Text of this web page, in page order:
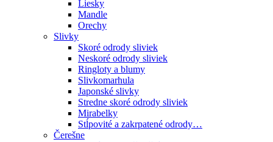
Liesky
Mandle
Orechy
Slivky
Skoré odrody sliviek
Neskoré odrody sliviek
Ringloty a blumy
Slivkomarhula
Japonské slivky
Stredne skoré odrody sliviek
Mirabelky
Stĺpovité a zakrpatené odrody…
Čerešne